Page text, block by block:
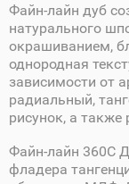
Файн-лайн дуб
натурального
окрашиванием,
однородная
зависимости от
радиальный,
рисунок, а
Файн-лайн 360C
фладера